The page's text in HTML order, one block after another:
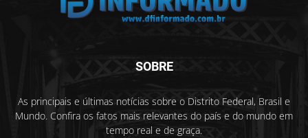
SOBRE
As principais e últimas notícias sobre o Distrito Federal, Brasil e
Mundo. Confira os fatos mais relevantes do país e do mundo em
tempo real e de graça.